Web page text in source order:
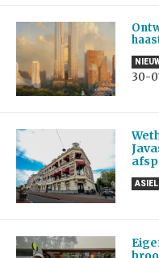
30-
ASIEL